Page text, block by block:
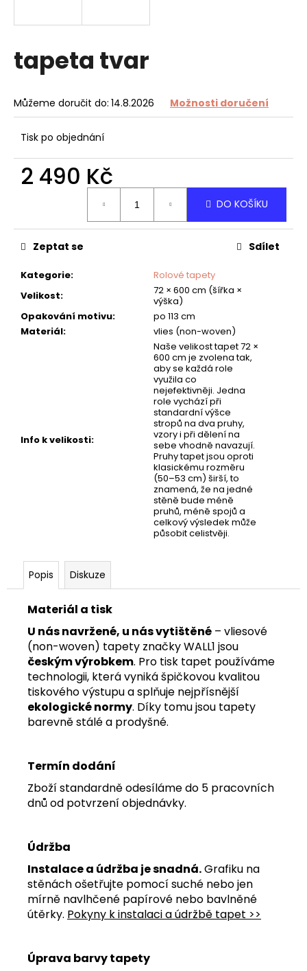
tapeta tvar
Můžeme doručit do: 14.8.2026 Možnosti doručení
Tisk po objednání
2 490 Kč
DO KOŠÍKU
Kategorie:
Rolové tapety
Velikost:
72 × 600 cm (šířka ×
výška)
Opakování motivu:
po 113 cm
Materiál: vlies (non-woven)
Info k velikosti:
Naše velikost tapet 72 ×
600 cm je zvolena tak,
aby se každá role
využila co
nejefektivněji. Jedna
role vychází při
standardní výšce
stropů na dva pruhy,
vzory i při dělení na
sebe vhodně navazují.
Pruhy tapet jsou oproti
klasickému rozměru
(50–53 cm) širší, to
znamená, že na jedné
stěně bude méně
pruhů, méně spojů a
celkový výsledek může
působit celistvěji.
Zeptat se Sdílet
Popis Diskuze
Materiál a tisk
U nás navržené, u nás vytištěné – vliesové
(non-woven) tapety značky WALL1 jsou
českým výrobkem. Pro tisk tapet používáme
technologii, která vyniká špičkovou kvalitou
tiskového výstupu a splňuje nejpřísnější
ekologické normy. Díky tomu jsou tapety
barevně stálé a prodyšné.
Termín dodání
Zboží standardně odesíláme do 5 pracovních
dnů od potvrzení objednávky.
Údržba
Instalace a údržba je snadná.Grafiku na
stěnách ošetřujte pomocí suché nebo jen
mírně navlhčené papírové nebo bavlněné
útěrky. Pokyny k instalaci a údržbě tapet >>
Úprava barvy tapety
í
t
HLEDAT
o
p
u
č
u
NET